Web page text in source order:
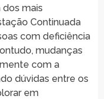
mais
Continuada
com deficiência
mudanças
com a
dúvidas entre os
em